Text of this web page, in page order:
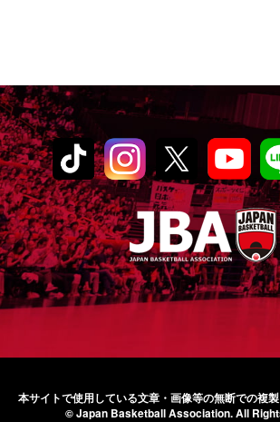
本サイトで使用している文章・画像等の無断での複
© Japan Basketball Association.All